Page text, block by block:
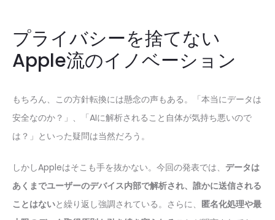
プライバシーを捨てない
Apple流のイノベーション
もちろん、この方針転換には懸念の声もある。「本当にデータは
安全なのか？」、「AIに解析されること自体が気持ち悪いので
は？」といった疑問は当然だろう。
しかしAppleはそこも手を抜かない。今回の発表では、 データは
あくまでユーザーのデバイス内部で解析され、誰かに送信される
ことはないと繰り返し強調されている。さらに、 匿名化処理や最